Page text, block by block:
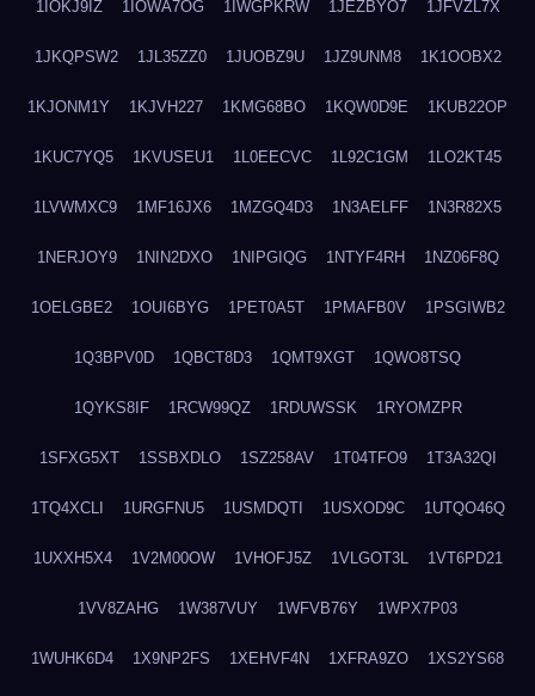
1IOKJ9IZ 1IOWA7OG 1IWGPKRW 1JEZBYO7 1JFVZL7X
1JKQPSW2 1JL35ZZ0 1JUOBZ9U 1JZ9UNM8 1K1OOBX2
1KJONM1Y 1KJVH227 1KMG68BO 1KQW0D9E 1KUB22OP
1KUC7YQ5 1KVUSEU1 1L0EECVC 1L92C1GM 1LO2KT45
1LVWMXC9 1MF16JX6 1MZGQ4D3 1N3AELFF 1N3R82X5
1NERJOY9 1NIN2DXO 1NIPGIQG 1NTYF4RH 1NZ06F8Q
1OELGBE2 1OUI6BYG 1PET0A5T 1PMAFB0V 1PSGIWB2
1Q3BPV0D 1QBCT8D3 1QMT9XGT 1QWO8TSQ
1QYKS8IF 1RCW99QZ 1RDUWSSK 1RYOMZPR
1SFXG5XT 1SSBXDLO 1SZ258AV 1T04TFO9 1T3A32QI
1TQ4XCLI 1URGFNU5 1USMDQTI 1USXOD9C 1UTQO46Q
1UXXH5X4 1V2M00OW 1VHOFJ5Z 1VLGOT3L 1VT6PD21
1VV8ZAHG 1W387VUY 1WFVB76Y 1WPX7P03
1WUHK6D4 1X9NP2FS 1XEHVF4N 1XFRA9ZO 1XS2YS68